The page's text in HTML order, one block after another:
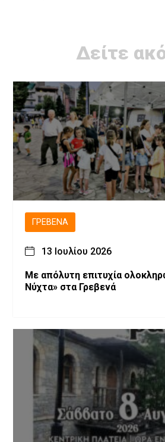
Δείτε
ΓΡΕΒΕΝΆ
13 Ιουλίου 2026
Με απόλυτη επιτυχία
Νύχτα» στα Γρεβενά